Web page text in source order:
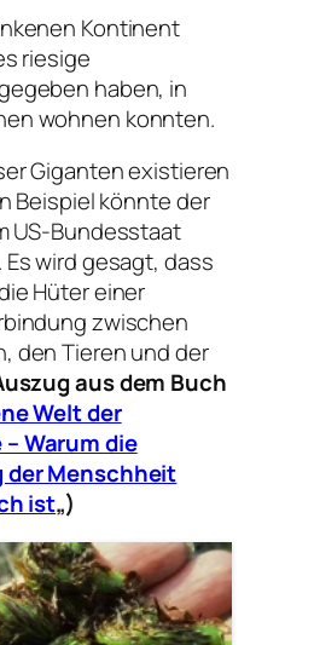
Kontinent
riesige
haben, in
wohnen konnten.
Giganten existieren
Beispiel könnte der
US-Bundesstaat
wird gesagt, dass
Hüter einer
zwischen
den Tieren und der
aus dem Buch
Welt der
Warum die
Menschheit
ist„)